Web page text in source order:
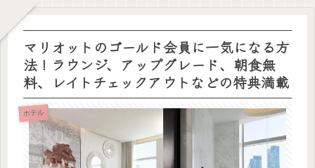
マリオットのゴールド会員に一気になる方
法！ラウンジ、アップグレード、朝食無
料、レイトチェックアウトなどの特典満載
ホテル